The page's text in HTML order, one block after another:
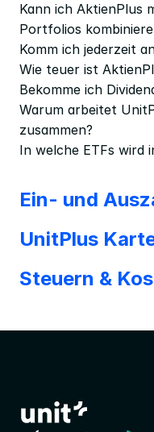
Kann ich AktienPlus
Portfolios
Komm ich jederzeit
Wie teuer ist
Bekomme ich
Warum arbeitet
zusammen?
In welche ETFs wird
Ein- und
UnitPlus
Steuern &